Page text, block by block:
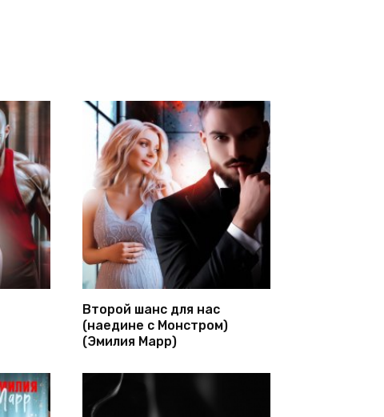
Второй шанс для нас
(наедине с Монстром)
(Эмилия Марр)